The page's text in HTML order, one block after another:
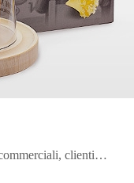
clienti…